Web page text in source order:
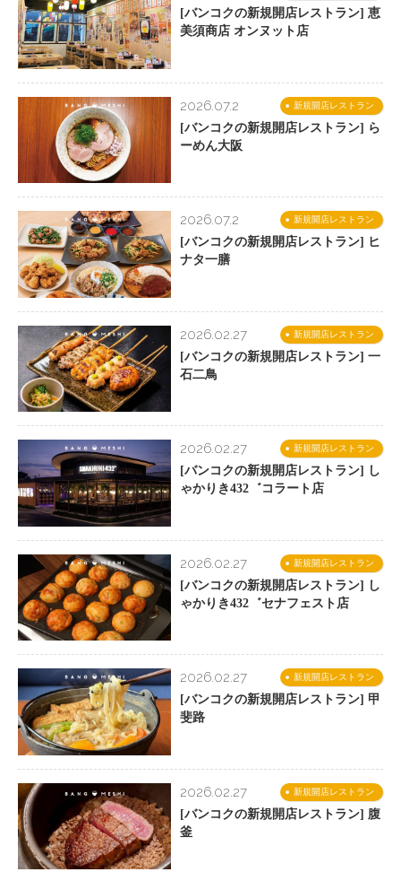
[バンコクの新規開店レストラン] 恵
美須商店 オンヌット店
新規開店レストラン
2026.07.2
[バンコクの新規開店レストラン] ら
ーめん大阪
新規開店レストラン
2026.07.2
[バンコクの新規開店レストラン] ヒ
ナタ一膳
新規開店レストラン
2026.02.27
[バンコクの新規開店レストラン] 一
石二鳥
新規開店レストラン
2026.02.27
[バンコクの新規開店レストラン] し
ゃかりき432゛コラート店
新規開店レストラン
2026.02.27
[バンコクの新規開店レストラン] し
ゃかりき432゛セナフェスト店
新規開店レストラン
2026.02.27
[バンコクの新規開店レストラン] 甲
斐路
新規開店レストラン
2026.02.27
[バンコクの新規開店レストラン] 腹
釜